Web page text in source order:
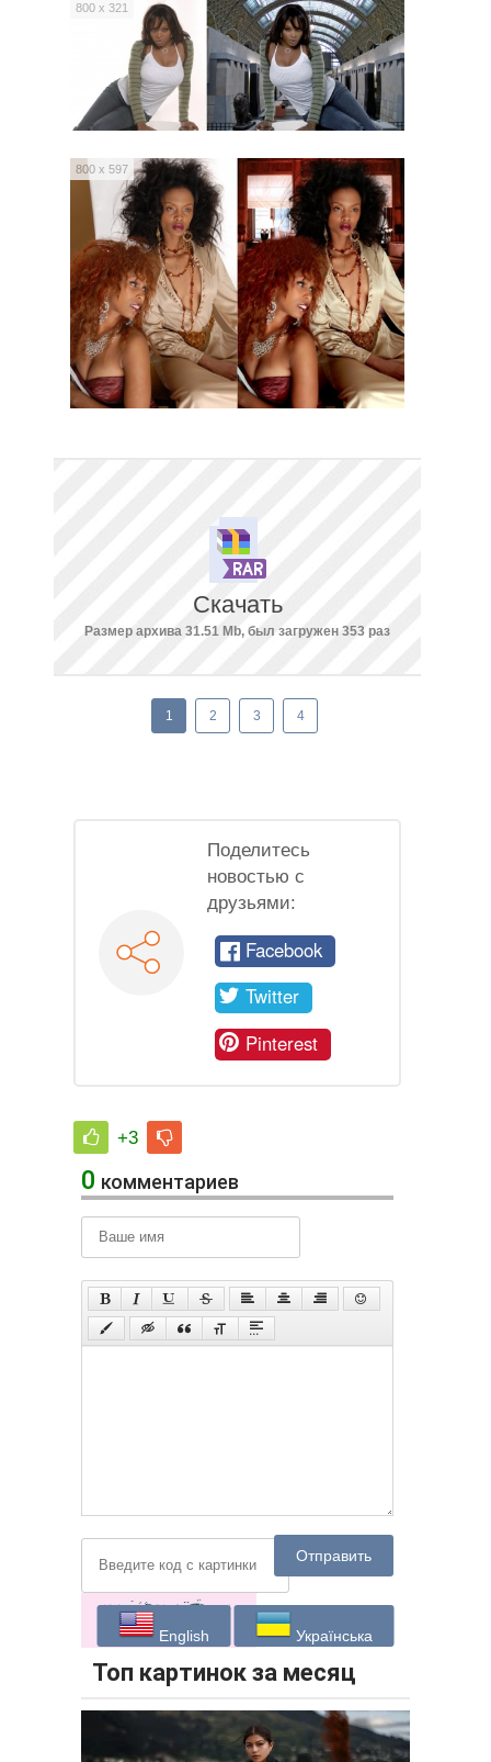
800 x 321
800 x 597
Скачать
Размер архива 31.51 Mb, был загружен 353 раз
1 2 3 4
Поделитесь
новостью с
друзьями:
Facebook
Twitter
Pinterest
+3
0 комментариев
Отправить
English Українська
Топ картинок за месяц